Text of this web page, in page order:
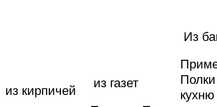
из кирпичей
из газет
Из
кухню